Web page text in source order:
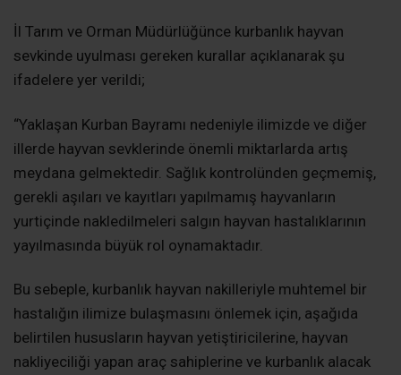
İl Tarım ve Orman Müdürlüğünce kurbanlık hayvan
sevkinde uyulması gereken kurallar açıklanarak şu
ifadelere yer verildi;
“Yaklaşan Kurban Bayramı nedeniyle ilimizde ve diğer
illerde hayvan sevklerinde önemli miktarlarda artış
meydana gelmektedir. Sağlık kontrolünden geçmemiş,
gerekli aşıları ve kayıtları yapılmamış hayvanların
yurtiçinde nakledilmeleri salgın hayvan hastalıklarının
yayılmasında büyük rol oynamaktadır.
Bu sebeple, kurbanlık hayvan nakilleriyle muhtemel bir
hastalığın ilimize bulaşmasını önlemek için, aşağıda
belirtilen hususların hayvan yetiştiricilerine, hayvan
nakliyeciliği yapan araç sahiplerine ve kurbanlık alacak